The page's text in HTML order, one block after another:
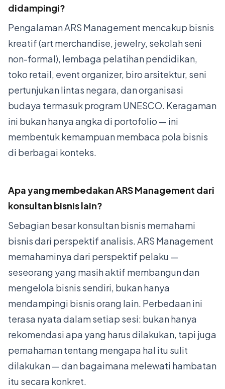
didampingi?
Pengalaman ARS Management mencakup bisnis
kreatif (art merchandise, jewelry, sekolah seni
non-formal), lembaga pelatihan pendidikan,
toko retail, event organizer, biro arsitektur, seni
pertunjukan lintas negara, dan organisasi
budaya termasuk program UNESCO. Keragaman
ini bukan hanya angka di portofolio — ini
membentuk kemampuan membaca pola bisnis
di berbagai konteks.
Apa yang membedakan ARS Management dari
konsultan bisnis lain?
Sebagian besar konsultan bisnis memahami
bisnis dari perspektif analisis. ARS Management
memahaminya dari perspektif pelaku —
seseorang yang masih aktif membangun dan
mengelola bisnis sendiri, bukan hanya
mendampingi bisnis orang lain. Perbedaan ini
terasa nyata dalam setiap sesi: bukan hanya
rekomendasi apa yang harus dilakukan, tapi juga
pemahaman tentang mengapa hal itu sulit
dilakukan — dan bagaimana melewati hambatan
itu secara konkret.